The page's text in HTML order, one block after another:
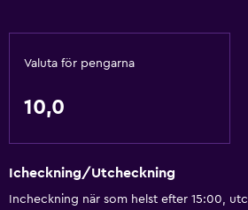
Valuta för pengarna
10,0
Icheckning/Utcheckning
Incheckning när som helst efter 15:00,